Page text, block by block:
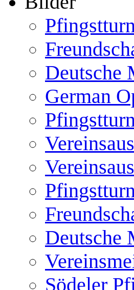
Deutsche
German
Deutsche
Södeler